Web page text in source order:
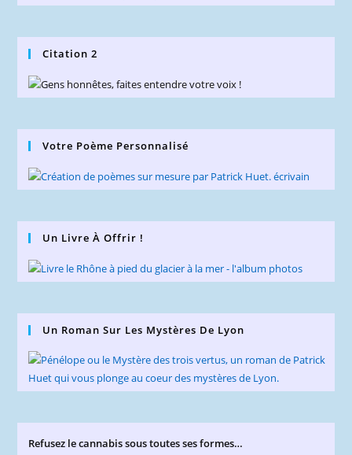
Citation 2
Votre Poème Personnalisé
Un Livre À Offrir !
Un Roman Sur Les Mystères De Lyon
Refusez le cannabis sous toutes ses formes…